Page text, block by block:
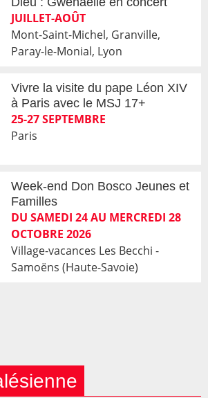
JUILLET-AOÛT
Mont-Saint-Michel, Granville,
Paray-le-Monial, Lyon
Vivre la visite du pape Léon XIV
à Paris avec le MSJ 17+
25-27 SEPTEMBRE
Paris
Week-end Don Bosco Jeunes et
Familles
DU SAMEDI 24 AU MERCREDI 28
OCTOBRE 2026
Village-vacances Les Becchi -
Samoëns (Haute-Savoie)